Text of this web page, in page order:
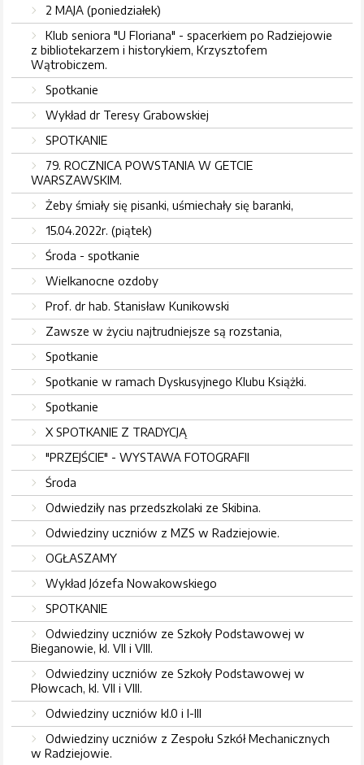
2 MAJA (poniedziałek)
Klub seniora "U Floriana" - spacerkiem po Radziejowie
z bibliotekarzem i historykiem, Krzysztofem
Wątrobiczem.
Spotkanie
Wykład dr Teresy Grabowskiej
SPOTKANIE
79. ROCZNICA POWSTANIA W GETCIE
WARSZAWSKIM.
Żeby śmiały się pisanki, uśmiechały się baranki,
15.04.2022r. (piątek)
Środa - spotkanie
Wielkanocne ozdoby
Prof. dr hab. Stanisław Kunikowski
Zawsze w życiu najtrudniejsze są rozstania,
Spotkanie
Spotkanie w ramach Dyskusyjnego Klubu Książki.
Spotkanie
X SPOTKANIE Z TRADYCJĄ
"PRZEJŚCIE" - WYSTAWA FOTOGRAFII
Środa
Odwiedziły nas przedszkolaki ze Skibina.
Odwiedziny uczniów z MZS w Radziejowie.
OGŁASZAMY
Wykład Józefa Nowakowskiego
SPOTKANIE
Odwiedziny uczniów ze Szkoły Podstawowej w
Bieganowie, kl. VII i VIII.
Odwiedziny uczniów ze Szkoły Podstawowej w
Płowcach, kl. VII i VIII.
Odwiedziny uczniów kl.0 i I-III
Odwiedziny uczniów z Zespołu Szkół Mechanicznych
w Radziejowie.